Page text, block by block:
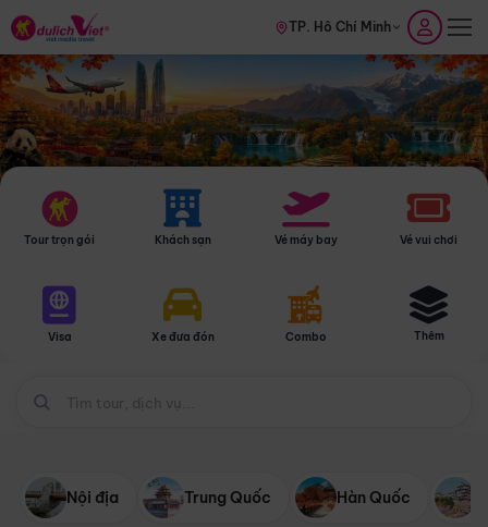
TP. Hồ Chí Minh
Tour trọn gói Khách sạn Vé máy bay Vé vui chơi
Visa Xe đưa đón Combo Thêm
Nội địa Trung Quốc Hàn Quốc